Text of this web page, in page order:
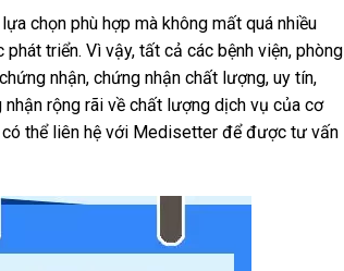
chọn phù hợp mà không mất quá nhiều
triển. Vì vậy, tất cả các bệnh viện, phòng
nhận, chứng nhận chất lượng, uy tín,
rộng rãi về chất lượng dịch vụ của cơ
thể liên hệ với Medisetter để được tư vấn